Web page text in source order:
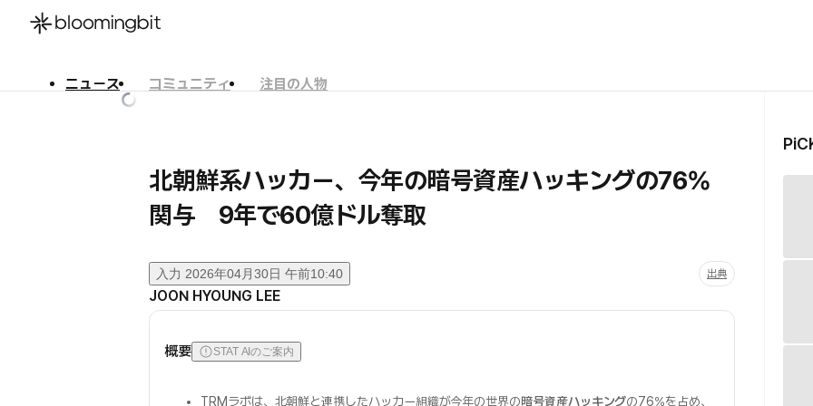
ニュース コミュニティ
注目の人物
北朝鮮系ハッカー、今年の暗号資産ハッキングの76%
関与 9年で60億ドル奪取
入力 2026年04月30日 午前10:40 出典
JOON HYOUNG LEE
概要 STAT AIのご案内
TRMラボは、北朝鮮と連携したハッカー組織が今年の世界の暗号資産ハッキングの76%を占め、